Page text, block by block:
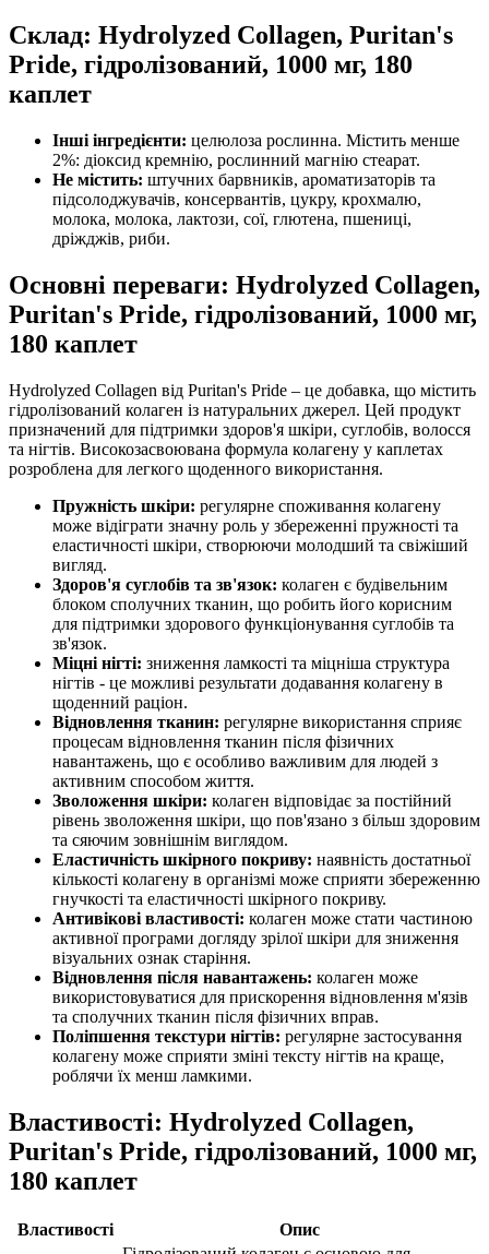
Склад: Hydrolyzed Collagen, Puritan's
Pride, гідролізований, 1000 мг, 180
каплет
Інші інгредієнти: целюлоза рослинна. Містить менше
2%: діоксид кремнію, рослинний магнію стеарат.
Не містить: штучних барвників, ароматизаторів та
підсолоджувачів, консервантів, цукру, крохмалю,
молока, молока, лактози, сої, глютена, пшениці,
дріжджів, риби.
Основні переваги: Hydrolyzed Collagen,
Puritan's Pride, гідролізований, 1000 мг,
180 каплет
Hydrolyzed Collagen від Puritan's Pride – це добавка, що містить
гідролізований колаген із натуральних джерел. Цей продукт
призначений для підтримки здоров'я шкіри, суглобів, волосся
та нігтів. Високозасвоювана формула колагену у каплетах
розроблена для легкого щоденного використання.
Пружність шкіри: регулярне споживання колагену
може відіграти значну роль у збереженні пружності та
еластичності шкіри, створюючи молодший та свіжіший
вигляд.
Здоров'я суглобів та зв'язок: колаген є будівельним
блоком сполучних тканин, що робить його корисним
для підтримки здорового функціонування суглобів та
зв'язок.
Міцні нігті: зниження ламкості та міцніша структура
нігтів - це можливі результати додавання колагену в
щоденний раціон.
Відновлення тканин: регулярне використання сприяє
процесам відновлення тканин після фізичних
навантажень, що є особливо важливим для людей з
активним способом життя.
Зволоження шкіри: колаген відповідає за постійний
рівень зволоження шкіри, що пов'язано з більш здоровим
та сяючим зовнішнім виглядом.
Еластичність шкірного покриву: наявність достатньої
кількості колагену в організмі може сприяти збереженню
гнучкості та еластичності шкірного покриву.
Антивікові властивості: колаген може стати частиною
активної програми догляду зрілої шкіри для зниження
візуальних ознак старіння.
Відновлення після навантажень: колаген може
використовуватися для прискорення відновлення м'язів
та сполучних тканин після фізичних вправ.
Поліпшення текстури нігтів: регулярне застосування
колагену може сприяти зміні тексту нігтів на краще,
роблячи їх менш ламкими.
Властивості: Hydrolyzed Collagen,
Puritan's Pride, гідролізований, 1000 мг,
180 каплет
Властивості
Опис